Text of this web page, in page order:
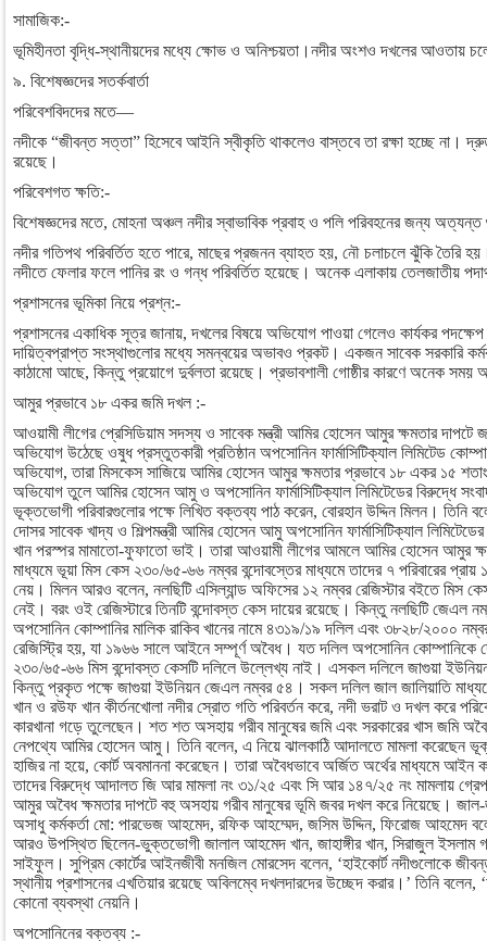
সামাজিক:-
ভূমিহীনতা বৃদ্ধি-স্থানীয়দের মধ্যে ক্ষোভ ও অনিশ্চয়তা।নদীর অংশও দখলের আওতায়
৯. বিশেষজ্ঞদের সতর্কবার্তা
পরিবেশবিদদের মতে—
নদীকে “জীবন্ত সত্তা” হিসেবে আইনি স্বীকৃতি থাকলেও বাস্তবে তা রক্ষা হচ্ছে না।
রয়েছে।
পরিবেশগত ক্ষতি:-
বিশেষজ্ঞদের মতে, মোহনা অঞ্চল নদীর স্বাভাবিক প্রবাহ ও পলি পরিবহনের জন্য
নদীর গতিপথ পরিবর্তিত হতে পারে, মাছের প্রজনন ব্যাহত হয়, নৌ চলাচলে ঝুঁকি তৈরি হয়।
নদীতে ফেলার ফলে পানির রং ও গন্ধ পরিবর্তিত হয়েছে। অনেক এলাকায় তেলজাতীয়
প্রশাসনের ভূমিকা নিয়ে প্রশ্ন:-
প্রশাসনের একাধিক সূত্র জানায়, দখলের বিষয়ে অভিযোগ পাওয়া গেলেও কার্যকর পদক্ষেপ
দায়িত্বপ্রাপ্ত সংস্থাগুলোর মধ্যে সমন্বয়ের অভাবও প্রকট। একজন সাবেক সরকারি
কাঠামো আছে, কিন্তু প্রয়োগে দুর্বলতা রয়েছে। প্রভাবশালী গোষ্ঠীর কারণে অনেক সময়
আমুর প্রভাবে ১৮ একর জমি দখল :-
আওয়ামী লীগের প্রেসিডিয়াম সদস্য ও সাবেক মন্ত্রী আমির হোসেন আমুর ক্ষমতার দাপটে
অভিযোগ উঠেছে ওষুধ প্রস্তুতকারী প্রতিষ্ঠান অপসোনিন ফার্মাসিটিক্যাল লিমিটেড
অভিযোগ, তারা মিসকেস সাজিয়ে আমির হোসেন আমুর ক্ষমতার প্রভাবে ১৮ একর ১৫
অভিযোগ তুলে আমির হোসেন আমু ও অপসোনিন ফার্মাসিটিক্যাল লিমিটেডের বিরুদ্ধে
ভূক্তভোগী পরিবারগুলোর পক্ষে লিখিত বক্তব্য পাঠ করেন, বোরহান উদ্দিন মিলন। তিনি
দোসর সাবেক খাদ্য ও শিল্পমন্ত্রী আমির হোসেন আমু অপসোনিন ফার্মাসিটিক্যাল
খান পরস্পর মামাতো-ফুফাতো ভাই। তারা আওয়ামী লীগের আমলে আমির হোসেন আমুর
মাধ্যমে ভূয়া মিস কেস ২৩০/৬৫-৬৬ নম্বর বন্দোবস্তের মাধ্যমে তাদের ৭ পরিবারের
নেয়। মিলন আরও বলেন, নলছিটি এসিল্যান্ড অফিসের ১২ নম্বর রেজিস্টার বইতে
নেই। বরং ওই রেজিস্টারে তিনটি বন্দোবস্ত কেস দায়ের রয়েছে। কিন্তু নলছিটি জেএল
অপসোনিন কোম্পানির মালিক রাকিব খানের নামে ৪৩১৯/১৯ দলিল এবং ৩৮২৮/২০০০
রেজিস্ট্রি হয়, যা ১৯৬৬ সালে আইনে সম্পূর্ণ অবৈধ। যত দলিল অপসোনিন কোম্পানিকে
২৩০/৬৫-৬৬ মিস বন্দোবস্ত কেসটি দলিলে উল্লেখ্য নাই। এসকল দলিলে জাগুয়া
কিন্তু প্রকৃত পক্ষে জাগুয়া ইউনিয়ন জেএল নম্বর ৫৪। সকল দলিল জাল জালিয়াতি
খান ও রউফ খান কীর্তনখোলা নদীর স্রোত গতি পরিবর্তন করে, নদী ভরাট ও দখল করে
কারখানা গড়ে তুলেছেন। শত শত অসহায় গরীব মানুষের জমি এবং সরকারের খাস জমি
নেপথ্যে আমির হোসেন আমু। তিনি বলেন, এ নিয়ে ঝালকাঠি আদালতে মামলা করেছেন
হাজির না হয়ে, কোর্ট অবমাননা করেছেন। তারা অবৈধভাবে অর্জিত অর্থের মাধ্যমে
তাদের বিরুদ্ধে আদালত জি আর মামলা নং ৩১/২৫ এবং সি আর ১৪৭/২৫ নং মামলায়
আমুর অবৈধ ক্ষমতার দাপটে বহু অসহায় গরীব মানুষের ভূমি জবর দখল করে নিয়েছে। জাল-
অসাধু কর্মকর্তা মো: পারভেজ আহমেদ, রফিক আহম্মেদ, জসিম উদ্দিন, ফিরোজ আহমেদ
আরও উপস্থিত ছিলেন-ভুক্তভোগী জালাল আহমেদ খান, জাহাঙ্গীর খান, সিরাজুল
সাইফুল। সুপ্রিম কোর্টের আইনজীবী মনজিল মোরসেদ বলেন, ‘হাইকোর্ট নদীগুলোকে
স্থানীয় প্রশাসনের এখতিয়ার রয়েছে অবিলম্বে দখলদারদের উচ্ছেদ করার।’ তিনি
কোনো ব্যবস্থা নেয়নি।
অপসোনিনের বক্তব্য :-